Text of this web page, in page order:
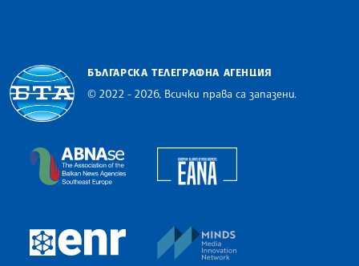
БЪЛГАРСКА ТЕЛЕГРАФНА АГЕНЦИЯ
© 2022 - 2026, Всички права са запазени.
The Assocoation of the Balkan News Agencies
European Newsroom